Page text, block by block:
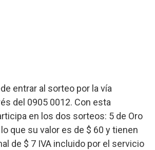
entrar al sorteo por la vía
del 0905 0012. Con esta
en los dos sorteos: 5 de Oro
que su valor es de $ 60 y tienen
de $ 7 IVA incluido por el servicio